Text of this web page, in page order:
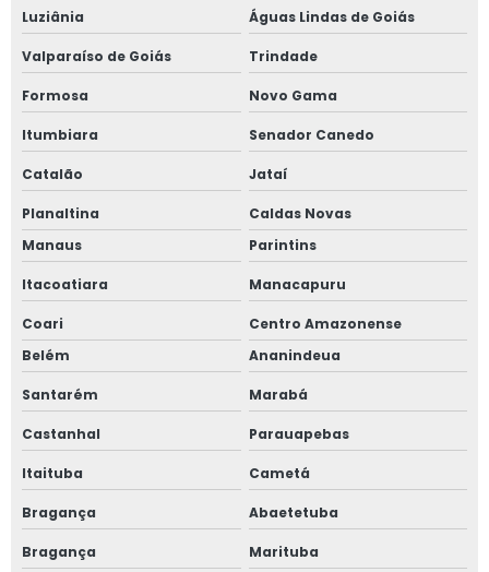
Luziânia Águas Lindas de Goiás
Valparaíso de Goiás Trindade
Formosa Novo Gama
Itumbiara Senador Canedo
Catalão Jataí
Planaltina
Caldas Novas
Manaus
Parintins
Itacoatiara Manacapuru
Coari
Centro Amazonense
Belém
Ananindeua
Santarém Marabá
Castanhal Parauapebas
Itaituba Cametá
Bragança Abaetetuba
Bragança
Marituba